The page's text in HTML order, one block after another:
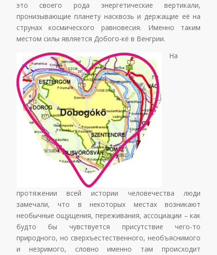
это своего рода энергетические вертикали,
пронизывающие планету насквозь и держащие её на
струнах космического равновесия. Именно таким
местом силы является Добого-кё в Венгрии.
На
протяжении всей истории человечества люди
замечали, что в некоторых местах возникают
необычные ощущения, переживания, ассоциации – как
будто бы чувствуется присутствие чего-то
природного, но сверхъестественного, необъяснимого
и незримого, словно именно там происходит